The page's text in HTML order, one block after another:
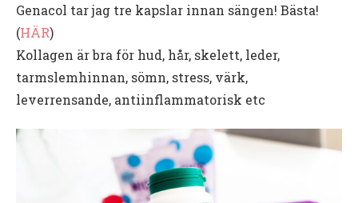
Genacol tar jag tre kapslar innan sängen! Bästa!
(HÄR)
Kollagen är bra för hud, hår, skelett, leder,
tarmslemhinnan, sömn, stress, värk,
leverrensande, antiinflammatorisk etc